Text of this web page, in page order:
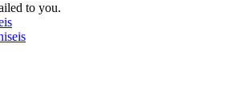
to you.